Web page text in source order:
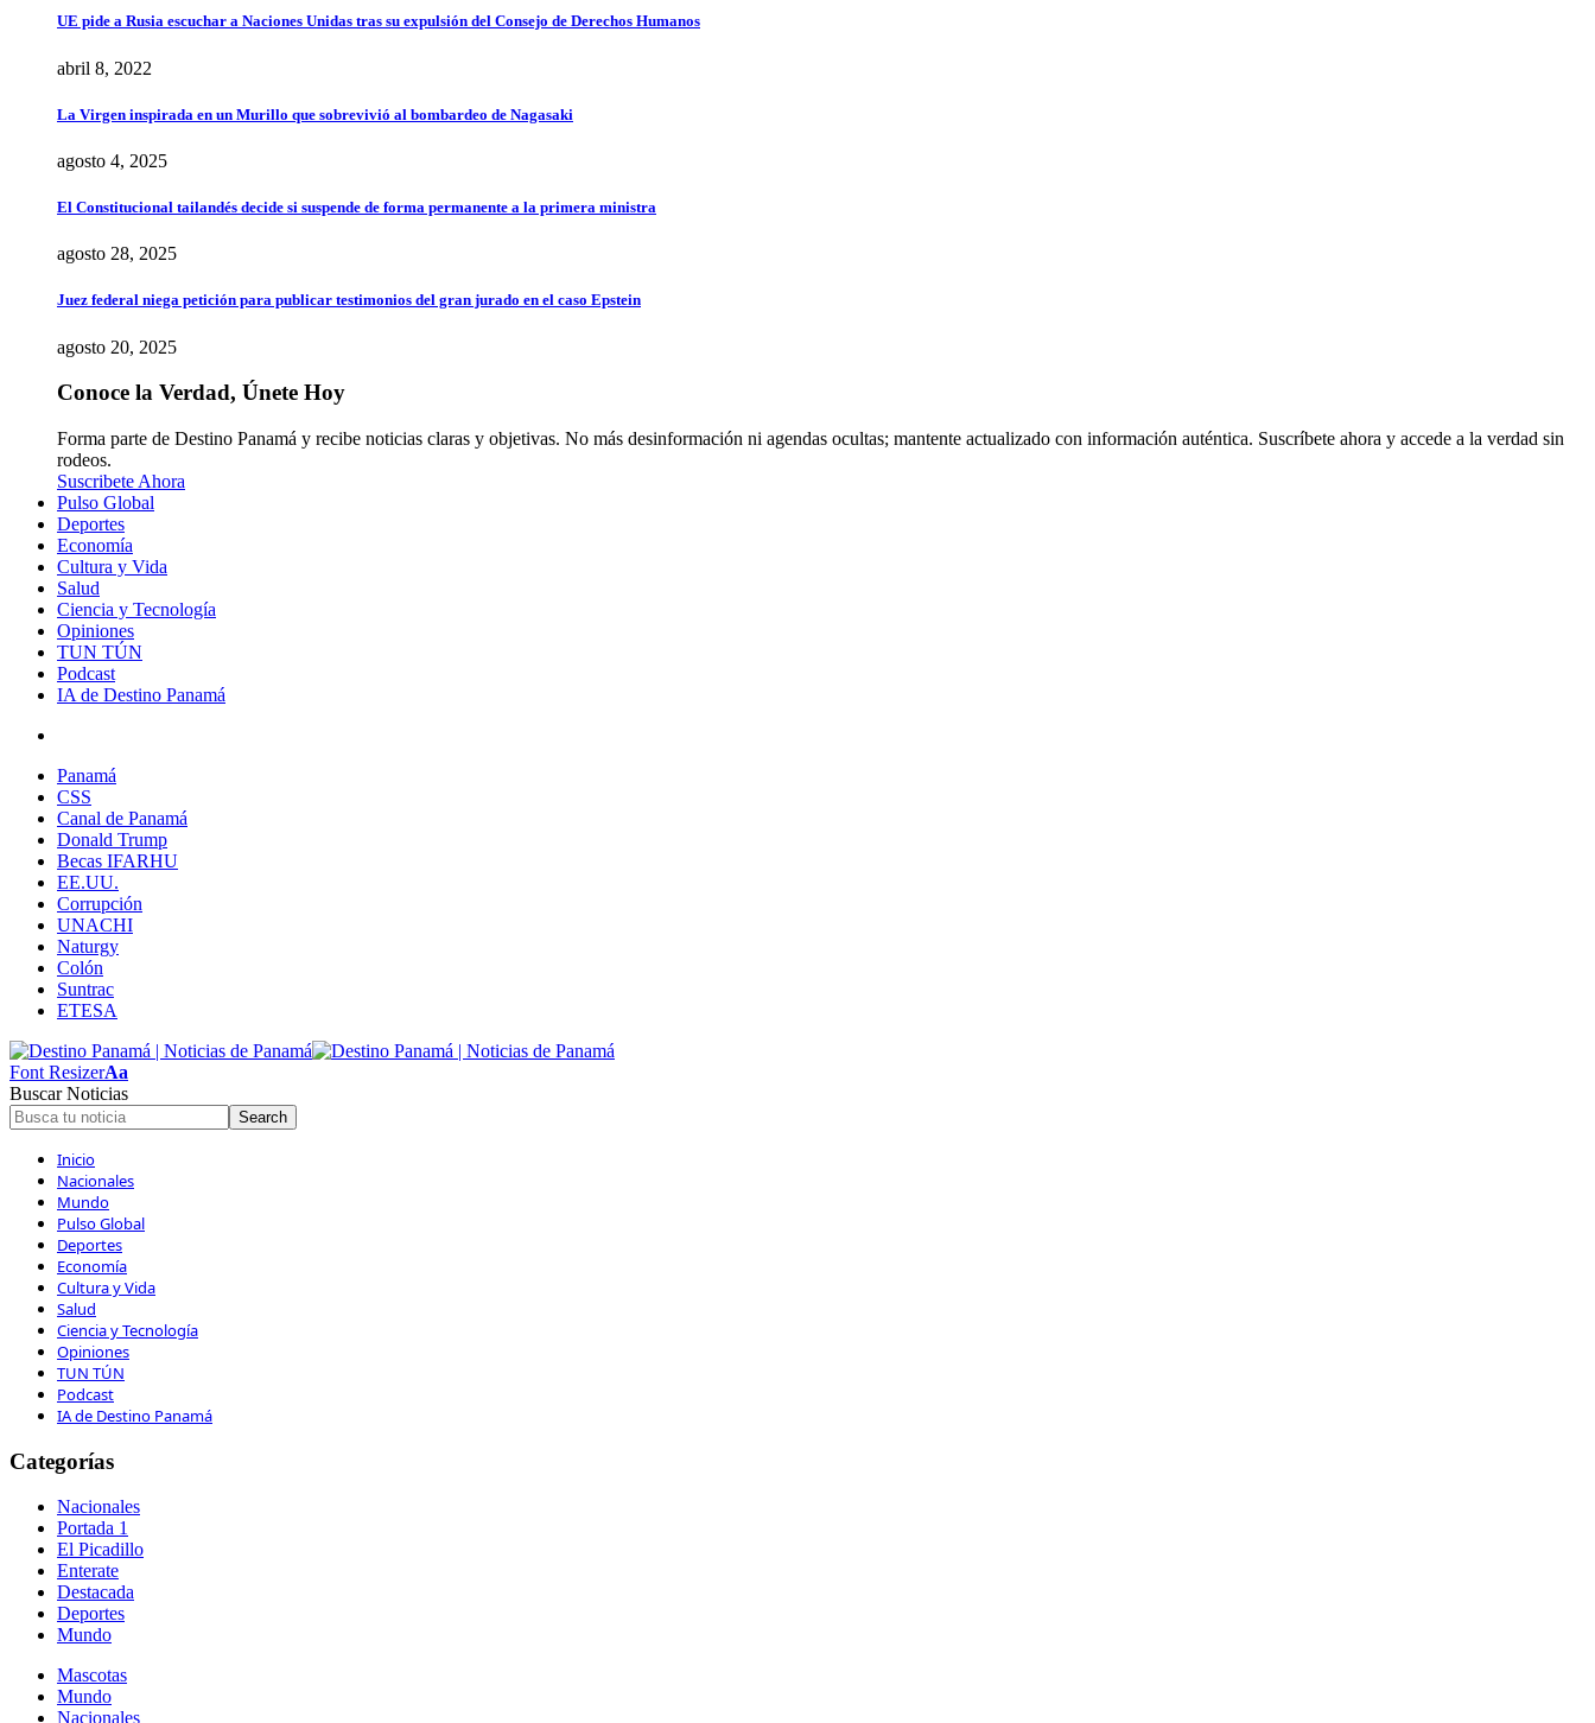
UE pide a Rusia escuchar a Naciones Unidas tras su expulsión del Consejo de Derechos Humanos
abril 8, 2022
La Virgen inspirada en un Murillo que sobrevivió al bombardeo de Nagasaki
agosto 4, 2025
El Constitucional tailandés decide si suspende de forma permanente a la primera ministra
agosto 28, 2025
Juez federal niega petición para publicar testimonios del gran jurado en el caso Epstein
agosto 20, 2025
Conoce la Verdad, Únete Hoy
Forma parte de Destino Panamá y recibe noticias claras y objetivas. No más desinformación ni agendas ocultas; mantente actualizado con información auténtica. Suscríbete ahora y accede a la verdad sin
rodeos.
Suscribete Ahora
Pulso Global
Deportes
Economía
Cultura y Vida
Salud
Ciencia y Tecnología
Opiniones
TUN TÚN
Podcast
IA de Destino Panamá
Panamá
CSS
Canal de Panamá
Donald Trump
Becas IFARHU
EE.UU.
Corrupción
UNACHI
Naturgy
Colón
Suntrac
ETESA
Font ResizerAa
Buscar Noticias
Inicio
Nacionales
Mundo
Pulso Global
Deportes
Economía
Cultura y Vida
Salud
Ciencia y Tecnología
Opiniones
TUN TÚN
Podcast
IA de Destino Panamá
Categorías
Nacionales
Portada 1
El Picadillo
Enterate
Destacada
Deportes
Mundo
Mascotas
Mundo
Nacionales